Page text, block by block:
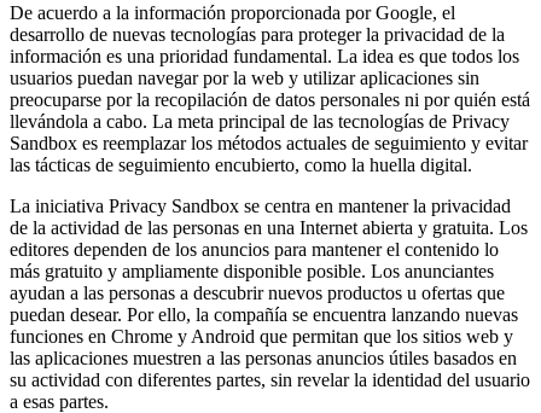
De acuerdo a la información proporcionada por Google, el
desarrollo de nuevas tecnologías para proteger la privacidad de la
información es una prioridad fundamental. La idea es que todos los
usuarios puedan navegar por la web y utilizar aplicaciones sin
preocuparse por la recopilación de datos personales ni por quién está
llevándola a cabo. La meta principal de las tecnologías de Privacy
Sandbox es reemplazar los métodos actuales de seguimiento y evitar
las tácticas de seguimiento encubierto, como la huella digital.
La iniciativa Privacy Sandbox se centra en mantener la privacidad
de la actividad de las personas en una Internet abierta y gratuita. Los
editores dependen de los anuncios para mantener el contenido lo
más gratuito y ampliamente disponible posible. Los anunciantes
ayudan a las personas a descubrir nuevos productos u ofertas que
puedan desear. Por ello, la compañía se encuentra lanzando nuevas
funciones en Chrome y Android que permitan que los sitios web y
las aplicaciones muestren a las personas anuncios útiles basados ​​en
su actividad con diferentes partes, sin revelar la identidad del usuario
a esas partes.